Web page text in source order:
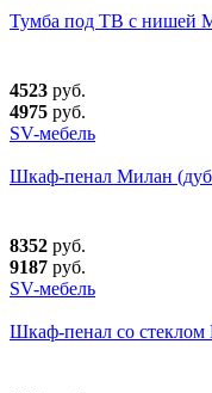
Тумба под ТВ с нишей
4523 руб.
4975 руб.
SV-мебель
Шкаф-пенал Милан (дуб
8352 руб.
9187 руб.
SV-мебель
Шкаф-пенал со стеклом